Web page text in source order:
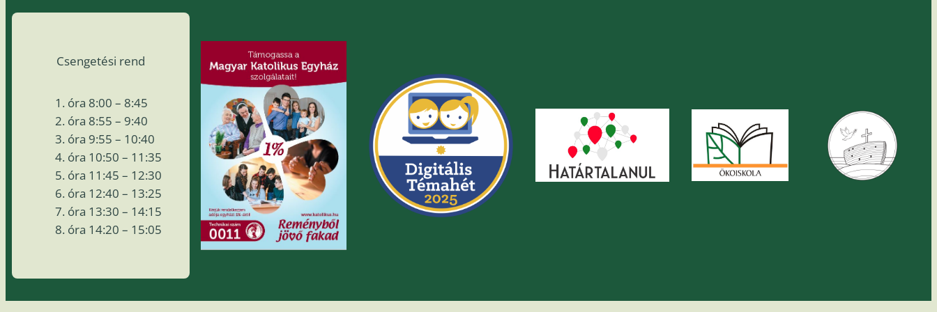
Csengetési rend
óra 8:00 – 8:45
óra 8:55 – 9:40
óra 9:55 – 10:40
óra 10:50 – 11:35
óra 11:45 – 12:30
óra 12:40 – 13:25
óra 13:30 – 14:15
óra 14:20 – 15:05